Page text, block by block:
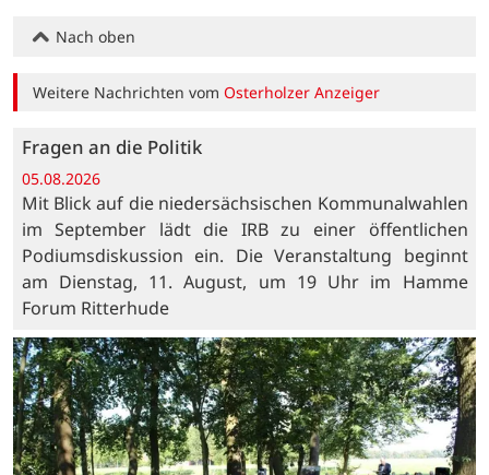
Nach oben
Weitere Nachrichten vomOsterholzer Anzeiger
Fragen an die Politik
05.08.2026
Mit Blick auf die niedersächsischen Kommunalwahlen
im September lädt die IRB zu einer öffentlichen
Podiumsdiskussion ein. Die Veranstaltung beginnt
am Dienstag, 11. August, um 19 Uhr im Hamme
Forum Ritterhude